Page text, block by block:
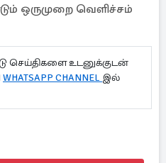
ஒருமுறை வெளிச்சம்
செய்திகளை உடனுக்குடன்
WHATSAPP CHANNEL இல்